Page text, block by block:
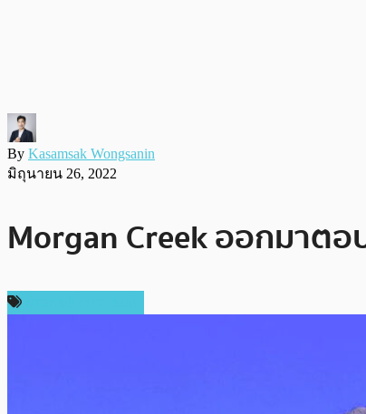
By Kasamsak Wongsanin
มิถุนายน 26, 2022
Morgan Creek ออกมาตอ